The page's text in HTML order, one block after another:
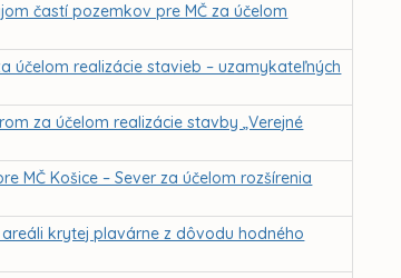
častí pozemkov pre MČ za účelom
účelom realizácie stavieb – uzamykateľných
za účelom realizácie stavby „Verejné
MČ Košice – Sever za účelom rozšírenia
krytej plavárne z dôvodu hodného